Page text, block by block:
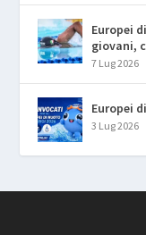
Europei
giovani,
7 Lug 2026
Europei
3 Lug 2026